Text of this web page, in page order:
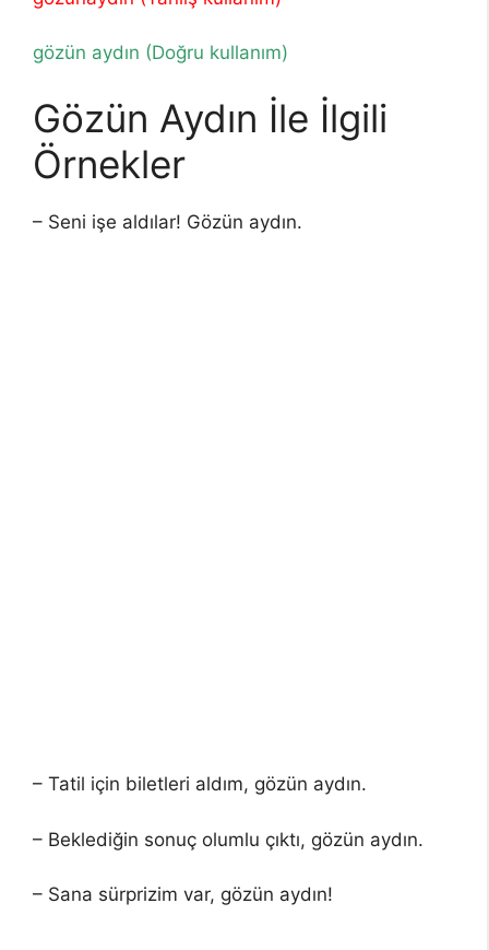
gözün aydın (Doğru kullanım)
Gözün Aydın İle İlgili
Örnekler
– Seni işe aldılar! Gözün aydın.
– Tatil için biletleri aldım, gözün aydın.
– Beklediğin sonuç olumlu çıktı, gözün aydın.
– Sana sürprizim var, gözün aydın!